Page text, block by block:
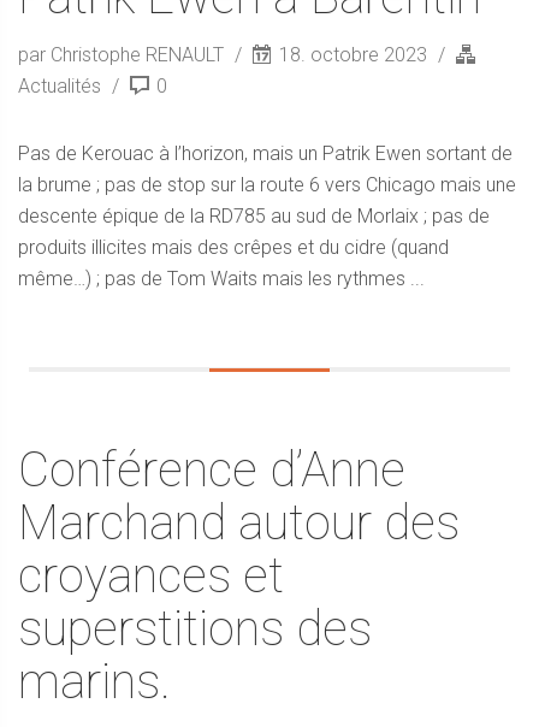
par Christophe RENAULT
18. octobre 2023
Actualités
0
Pas de Kerouac à l’horizon, mais un Patrik Ewen sortant de
la brume ; pas de stop sur la route 6 vers Chicago mais une
descente épique de la RD785 au sud de Morlaix ; pas de
produits illicites mais des crêpes et du cidre (quand
même…) ; pas de Tom Waits mais les rythmes ...
Conférence d’Anne
Marchand autour des
croyances et
superstitions des
marins.